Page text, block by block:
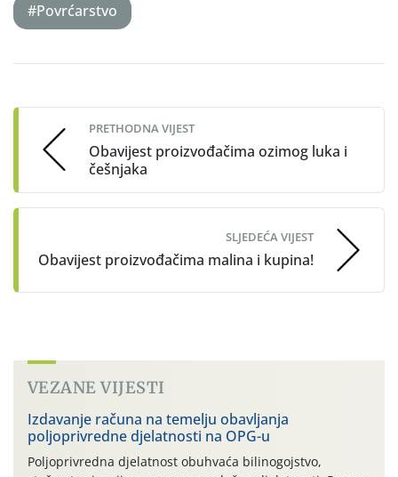
#Povrćarstvo
navigation
PRETHODNA VIJEST
Obavijest proizvođačima ozimog luka i
češnjaka
SLJEDEĆA VIJEST
Obavijest proizvođačima malina i kupina!
VEZANE VIJESTI
Izdavanje računa na temelju obavljanja
poljoprivredne djelatnosti na OPG-u
Poljoprivredna djelatnost obuhvaća bilinogojstvo,